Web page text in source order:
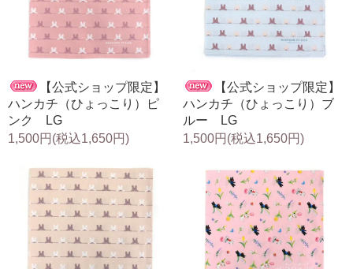
【公式ショップ限定】
ハンカチ（ひょっこり）ピ
ンク LG
1,500円(税込1,650円)
【公式ショップ限定】
ハンカチ（ひょっこり）ブ
ルー LG
1,500円(税込1,650円)